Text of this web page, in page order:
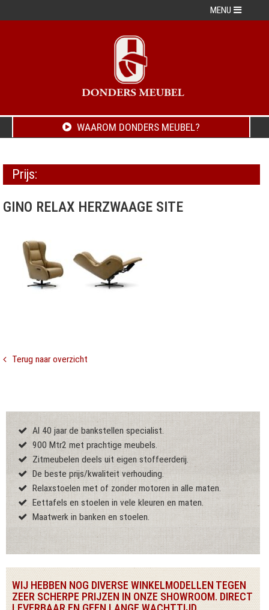
MENU
WAAROM DONDERS MEUBEL?
Prijs:
GINO RELAX HERZWAAGE SITE
Terug naar overzicht
Al 40 jaar de bankstellen specialist.
900 Mtr2 met prachtige meubels.
Zitmeubelen deels uit eigen stoffeerderij.
De beste prijs/kwaliteit verhouding.
Relaxstoelen met of zonder motoren in alle maten.
Eettafels en stoelen in vele kleuren en maten.
Maatwerk in banken en stoelen.
WIJ HEBBEN NOG DIVERSE WINKELMODELLEN TEGEN
ZEER SCHERPE PRIJZEN IN ONZE SHOWROOM. DIRECT